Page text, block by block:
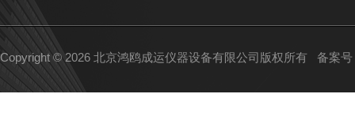
Copyright © 2026 北京鸿鸥成运仪器设备有限公司版权所有 备案号